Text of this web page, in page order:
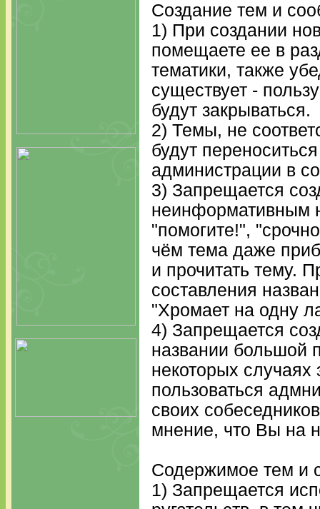
Создание тем и
1) При создании
помещаете ее в
тематики, также
существует -
будут закрываться.
2) Темы, не
будут
администрации в
3) Запрещается
неинформативным
"помогите!",
чём тема даже
и прочитать тему.
составления
"Хромает на одну
4) Запрещается
названии
некоторых
пользоваться
своих
мнение, что Вы на
Содержимое тем и
1) Запрещается